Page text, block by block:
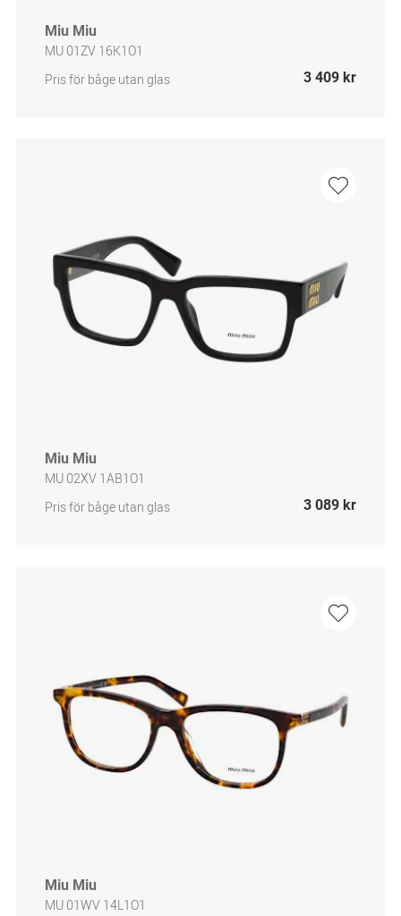
Miu Miu
MU 01ZV 16K1O1
Pris för båge utan glas
3 409 kr
Miu Miu
MU 02XV 1AB1O1
Pris för båge utan glas
3 089 kr
Miu Miu
MU 01WV 14L1O1